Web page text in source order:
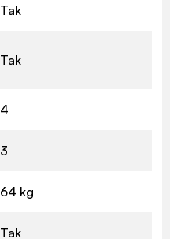
Tak
Tak
4
3
64 kg
Tak